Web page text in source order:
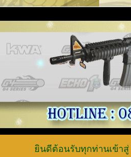
ยินดีต้อนรับทุกท่านเข้าสู่